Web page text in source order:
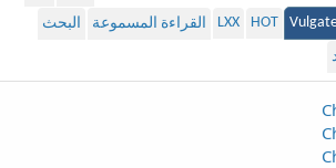
HOT
LXX القراءة المسموعة
البحث